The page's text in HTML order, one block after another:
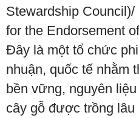
Stewardship
for the Endorsement
Đây là một tổ chức
nhuận, quốc tế nhằm
bền vững, nguyên
cây gỗ được trồng lâu